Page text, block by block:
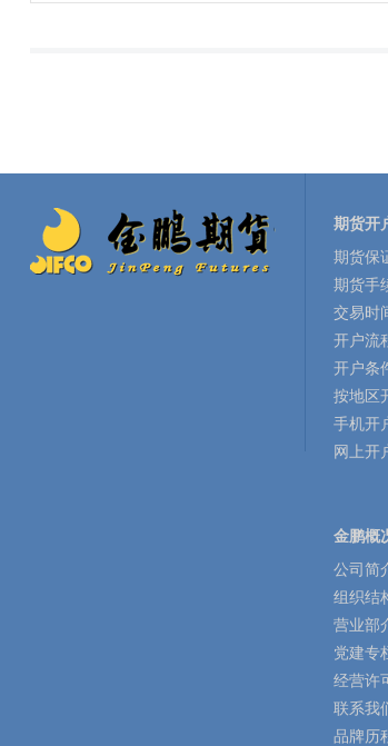
期货开
期货保
期货手
交易时
开户流
开户条
按地区
手机开
网上开
金鹏概
公司简
组织结
营业部
党建专
经营许
联系我
品牌历